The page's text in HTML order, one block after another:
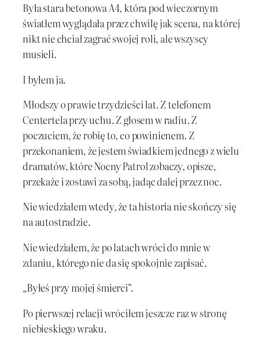
Była stara betonowa A4, która pod wieczornym
światłem wyglądała przez chwilę jak scena, na której
nikt nie chciał zagrać swojej roli, ale wszyscy
musieli.
I byłem ja.
Młodszy o prawie trzydzieści lat. Z telefonem
Centertela przy uchu. Z głosem w radiu. Z
poczuciem, że robię to, co powinienem. Z
przekonaniem, że jestem świadkiem jednego z wielu
dramatów, które Nocny Patrol zobaczy, opisze,
przekaże i zostawi za sobą, jadąc dalej przez noc.
Nie wiedziałem wtedy, że ta historia nie skończy się
na autostradzie.
Nie wiedziałem, że po latach wróci do mnie w
zdaniu, którego nie da się spokojnie zapisać.
„Byłeś przy mojej śmierci”.
Po pierwszej relacji wróciłem jeszcze raz w stronę
niebieskiego wraku.